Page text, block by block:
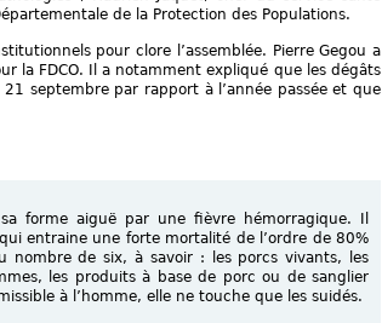
de la Protection des Populations.
pour clore l’assemblée. Pierre Gegou a
la FDCO. Il a notamment expliqué que les dégâts
septembre par rapport à l’année passée et que
forme aiguë par une fièvre hémorragique. Il
entraine une forte mortalité de l’ordre de 80%
nombre de six, à savoir : les porcs vivants, les
les produits à base de porc ou de sanglier
à l’homme, elle ne touche que les suidés.